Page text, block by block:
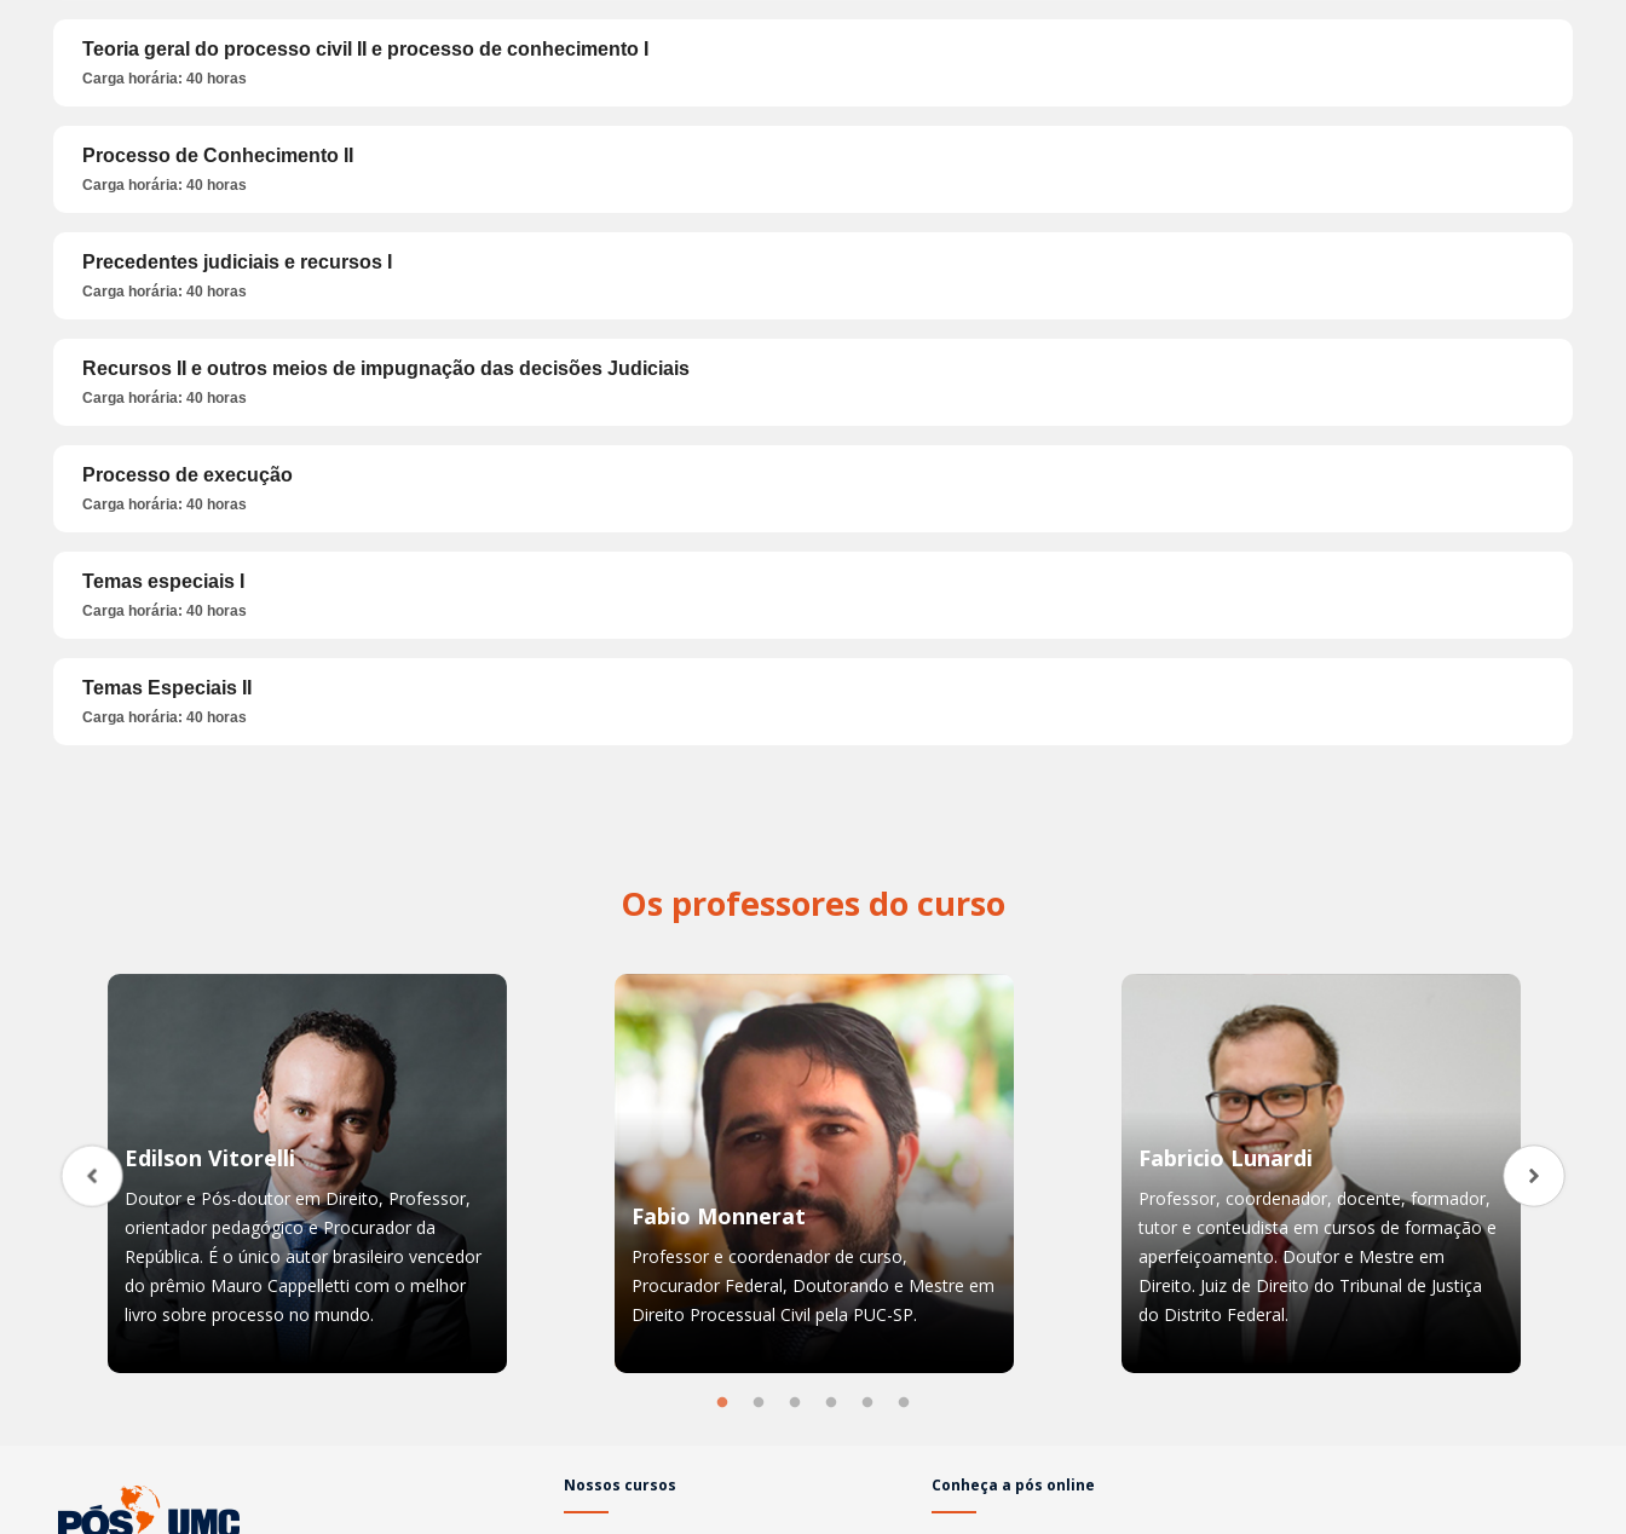
Teoria geral do processo civil II e processo de conhecimento I
Carga horária: 40 horas
Processo de Conhecimento II
Carga horária: 40 horas
Precedentes judiciais e recursos I
Carga horária: 40 horas
Recursos II e outros meios de impugnação das decisões Judiciais
Carga horária: 40 horas
Processo de execução
Carga horária: 40 horas
Temas especiais I
Carga horária: 40 horas
Temas Especiais II
Carga horária: 40 horas
Os professores do curso
Edilson Vitorelli
Doutor e Pós-doutor em Direito, Professor,
orientador pedagógico e Procurador da
República. É o único autor brasileiro vencedor
do prêmio Mauro Cappelletti com o melhor
livro sobre processo no mundo.
Fabio Monnerat
Professor e coordenador de curso,
Procurador Federal, Doutorando e Mestre em
Direito Processual Civil pela PUC-SP.
Fabricio Lunardi
Professor, coordenador, docente, formador,
tutor e conteudista em cursos de formação e
aperfeiçoamento. Doutor e Mestre em
Direito. Juiz de Direito do Tribunal de Justiça
do Distrito Federal.
Nossos cursos Conheça a pós online